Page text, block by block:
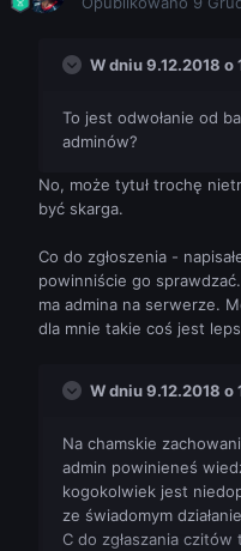
W dniu 9.12.2018 o
To jest odwołanie od
adminów?
No, może tytuł trochę
być skarga.
Co do zgłoszenia -
powinniście go
ma admina na serwerze.
dla mnie takie coś jest
W dniu 9.12.2018 o
Na chamskie
admin powinieneś
kogokolwiek jest
ze świadomym
C do zgłaszania